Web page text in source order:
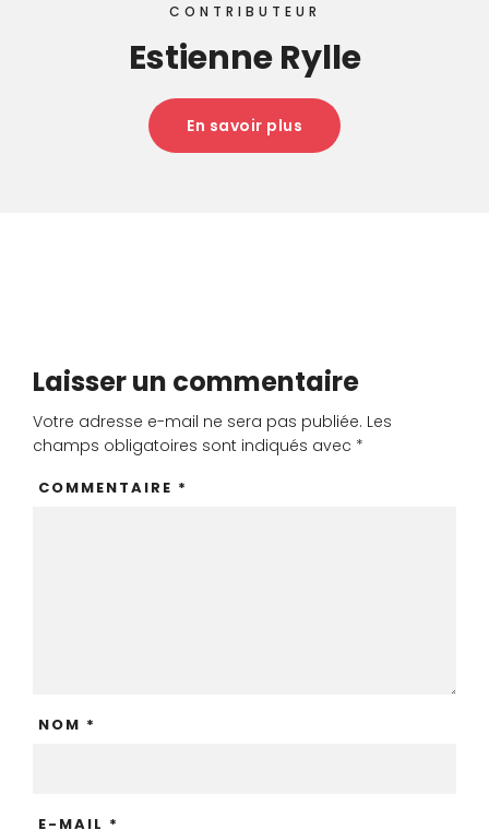
CONTRIBUTEUR
Estienne Rylle
En savoir plus
Laisser un commentaire
Votre adresse e-mail ne sera pas publiée. Les
champs obligatoires sont indiqués avec *
COMMENTAIRE *
NOM *
E-MAIL *